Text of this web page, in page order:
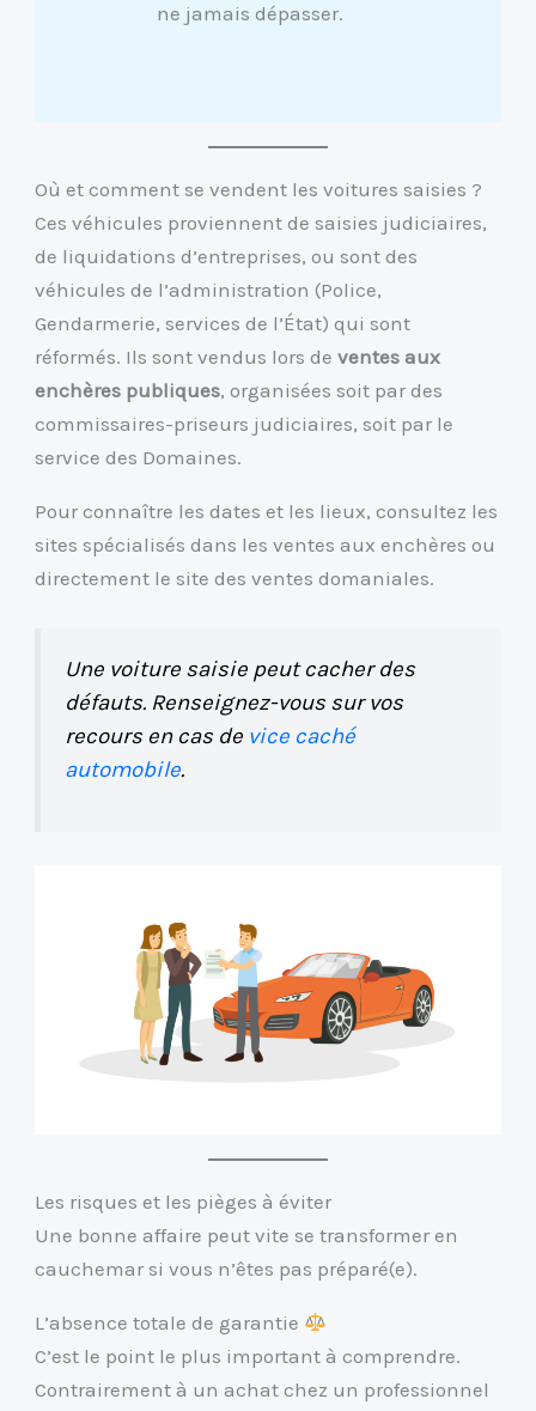
ne jamais dépasser.
Où et comment se vendent les voitures saisies ?
Ces véhicules proviennent de saisies judiciaires,
de liquidations d’entreprises, ou sont des
véhicules de l’administration (Police,
Gendarmerie, services de l’État) qui sont
réformés. Ils sont vendus lors deventes aux
enchères publiques, organisées soit par des
commissaires-priseurs judiciaires, soit par le
service des Domaines.
Pour connaître les dates et les lieux, consultez les
sites spécialisés dans les ventes aux enchères ou
directement le site des ventes domaniales.
Une voiture saisie peut cacher des
défauts. Renseignez-vous sur vos
recours en cas de vice caché
automobile.
Les risques et les pièges à éviter
Une bonne affaire peut vite se transformer en
cauchemar si vous n’êtes pas préparé(e).
L’absence totale de garantie
C’est le point le plus important à comprendre.
Contrairement à un achat chez un professionnel